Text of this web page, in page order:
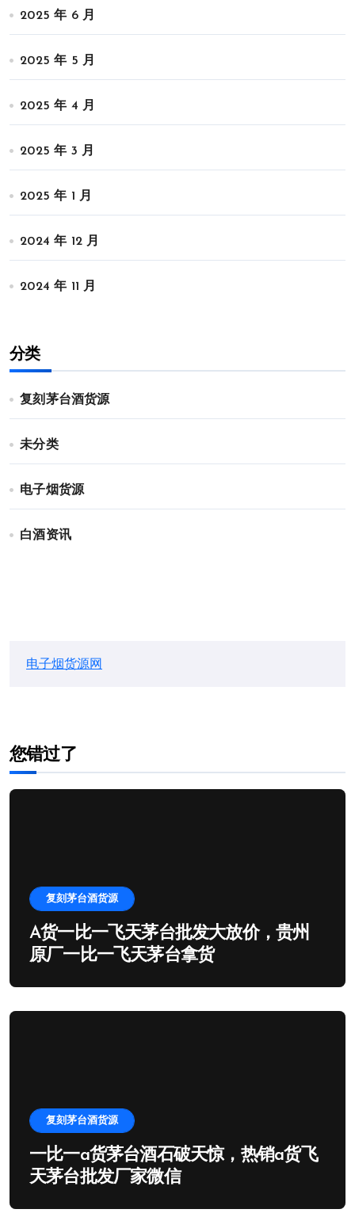
2025 年 6 月
2025 年 5 月
2025 年 4 月
2025 年 3 月
2025 年 1 月
2024 年 12 月
2024 年 11 月
分类
复刻茅台酒货源
未分类
电子烟货源
白酒资讯
电子烟货源网
您错过了
复刻茅台酒货源
A货一比一飞天茅台批发大放价，贵州
原厂一比一飞天茅台拿货
复刻茅台酒货源
一比一a货茅台酒石破天惊，热销a货飞
天茅台批发厂家微信